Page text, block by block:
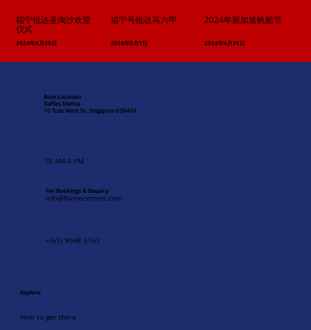
2024年4月25日
2024年新加坡帆船节
2024年4月25日
福宁抵达圣淘沙欢迎
仪式
福宁号抵达马六甲
2024年5月1日
How to get there
Explore
For Bookings & Enquiry
info@flamecomms.com
+(65) 9048 3163
10 AM-6 PM
Boat Location
Raffles Marina
10 Tuas West Dr, Singapore 638404